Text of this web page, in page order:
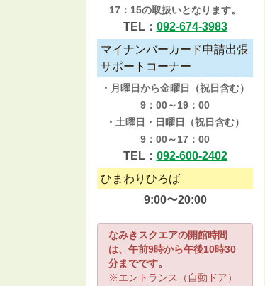
17：15の取扱いとなります。
TEL： 092-674-3983
マイナンバーカード申請出張
サポートコーナー
・月曜日から金曜日（祝日含む）
9：00～19：00
・土曜日・日曜日（祝日含む）
9：00～17：00
TEL： 092-600-2402
ひまわりひろば
9:00〜20:00
なみきスクエアの開館時間
は、午前9時から午後10時30
分までです。
※エントランス（自動ドア）